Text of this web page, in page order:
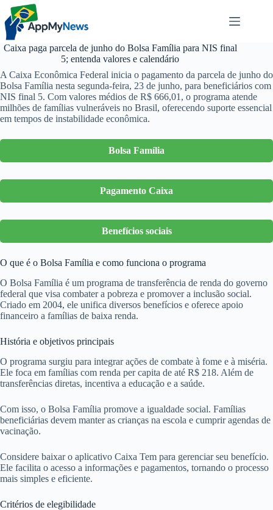
Pular
para
conteúdo
Caixa paga parcela de junho do Bolsa Família para NIS final
5; entenda valores e calendário
A Caixa Econômica Federal inicia o pagamento da parcela de junho do
Bolsa Família nesta segunda-feira, 23 de junho, para beneficiários com
NIS final 5. Com valores médios de R$ 666,01, o programa atende
milhões de famílias vulneráveis no Brasil, oferecendo suporte essencial
em tempos de instabilidade econômica.
Bolsa Família
Pagamento Caixa
Benefícios sociais
O que é o Bolsa Família e como funciona o programa
O Bolsa Família é um programa de transferência de renda do governo
federal que visa combater a pobreza e promover a inclusão social.
Criado em 2004, ele unifica diversos benefícios e oferece apoio
financeiro a famílias de baixa renda.
História e objetivos principais
O programa surgiu para integrar ações de combate à fome e à miséria.
Ele foca em famílias com renda per capita de até R$ 218. Além de
transferências diretas, incentiva a educação e a saúde.
Com isso, o Bolsa Família promove a igualdade social. Famílias
beneficiárias devem manter as crianças na escola e cumprir agendas de
vacinação.
Considere baixar o aplicativo Caixa Tem para gerenciar seu benefício.
Ele facilita o acesso a informações e pagamentos, tornando o processo
mais simples e eficiente.
Critérios de elegibilidade